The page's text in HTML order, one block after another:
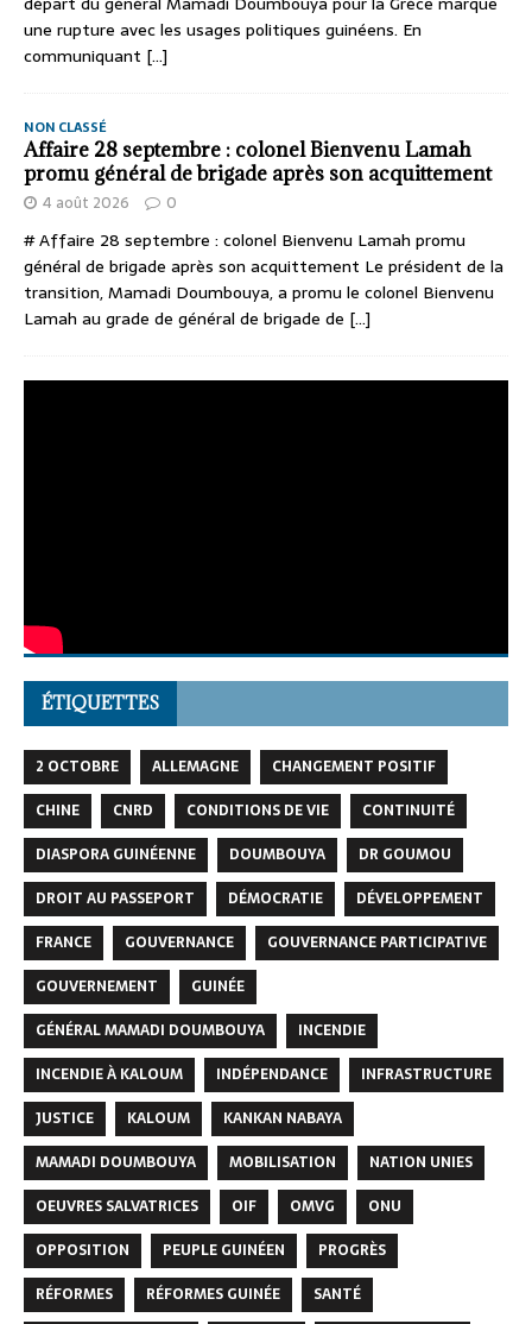
une rupture avec les usages politiques guinéens. En
communiquant [...]
NON CLASSÉ
Affaire 28 septembre : colonel Bienvenu Lamah
promu général de brigade après son acquittement
4 août 2026 0
# Affaire 28 septembre : colonel Bienvenu Lamah promu
général de brigade après son acquittement Le président de la
transition, Mamadi Doumbouya, a promu le colonel Bienvenu
Lamah au grade de général de brigade de [...]
ÉTIQUETTES
2 OCTOBRE ALLEMAGNE
CHANGEMENT POSITIF
CHINE
CNRD CONDITIONS DE VIE
CONTINUITÉ
DIASPORA GUINÉENNE
DOUMBOUYA
DR GOUMOU
DROIT AU PASSEPORT
DÉMOCRATIE
DÉVELOPPEMENT
FRANCE
GOUVERNANCE
GOUVERNANCE PARTICIPATIVE
GOUVERNEMENT
GUINÉE
GÉNÉRAL MAMADI DOUMBOUYA
INCENDIE
INCENDIE À KALOUM
INDÉPENDANCE
INFRASTRUCTURE
JUSTICE
KALOUM
KANKAN NABAYA
MAMADI DOUMBOUYA
MOBILISATION
NATION UNIES
OEUVRES SALVATRICES
OIF OMVG
ONU
OPPOSITION
PEUPLE GUINÉEN
PROGRÈS
RÉFORMES
RÉFORMES GUINÉE
SANTÉ